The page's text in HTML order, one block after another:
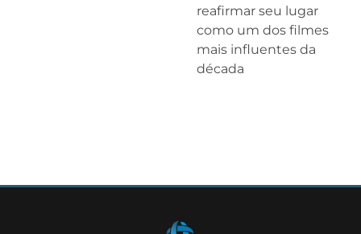
reafirmar seu lugar
como um dos filmes
mais influentes da
década